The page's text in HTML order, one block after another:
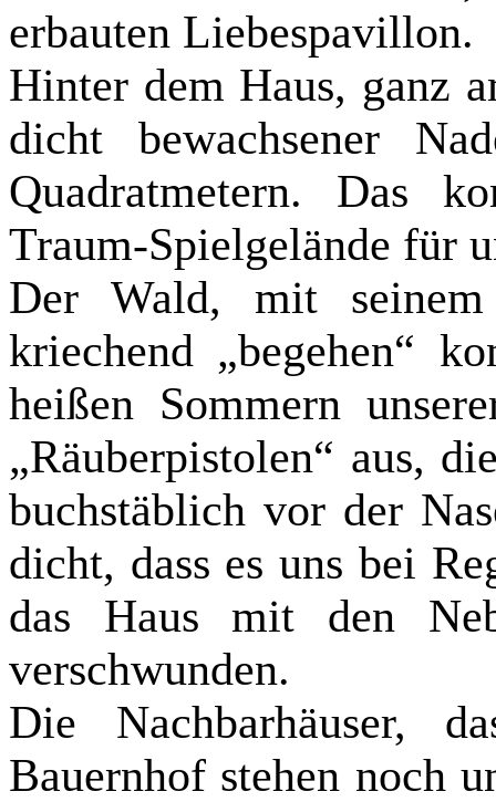
erbauten Liebespavillon.
Hinter dem Haus, ganz
dicht bewachsener
Quadratmetern. Das
Traum-Spielgelände für
Der Wald, mit
kriechend „begehen“
heißen Sommern
„Räuberpistolen“ aus,
buchstäblich vor der
dicht, dass es uns bei
das Haus mit den
verschwunden.
Die Nachbarhäuser,
Bauernhof stehen noch